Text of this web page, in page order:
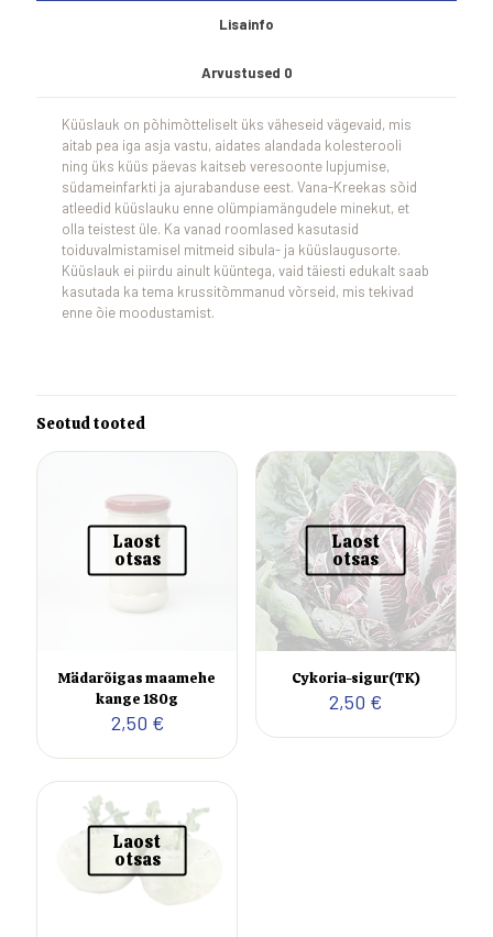
Lisainfo
Arvustused 0
Küüslauk on põhimõtteliselt üks väheseid vägevaid, mis
aitab pea iga asja vastu, aidates alandada kolesterooli
ning üks küüs päevas kaitseb veresoonte lupjumise,
südameinfarkti ja ajurabanduse eest. Vana-Kreekas sõid
atleedid küüslauku enne olümpiamängudele minekut, et
olla teistest üle. Ka vanad roomlased kasutasid
toiduvalmistamisel mitmeid sibula- ja küüslaugusorte.
Küüslauk ei piirdu ainult küüntega, vaid täiesti edukalt saab
kasutada ka tema krussitõmmanud võrseid, mis tekivad
enne õie moodustamist.
Seotud tooted
Laost
otsas
Mädarõigas maamehe
kange 180g
2,50 €
Laost
otsas
Cykoria-sigur(TK)
2,50 €
Laost
otsas